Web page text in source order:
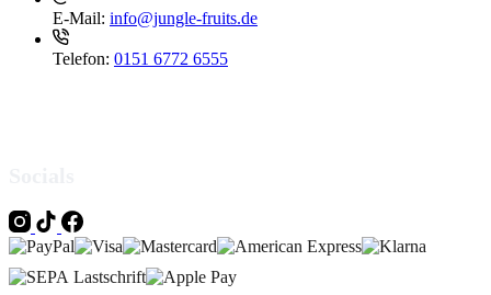
E-Mail: info@jungle-fruits.de
Telefon: 0151 6772 6555